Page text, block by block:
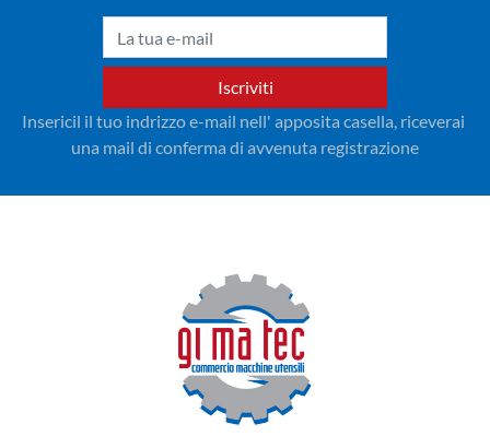
Iscriviti
Insericil il tuo indrizzo e-mail nell' apposita casella, riceverai
una mail di conferma di avvenuta registrazione